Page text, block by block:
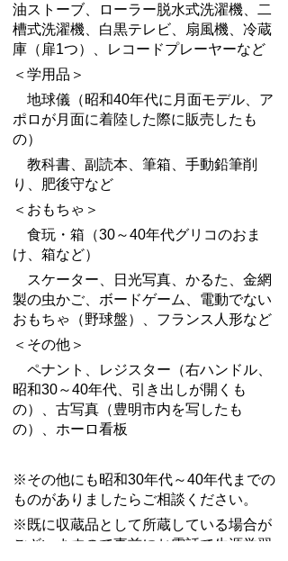
油ストーブ、ローラー脱水式洗濯機、二
槽式洗濯機、白黒テレビ、扇風機、冷蔵
庫（扉1つ）、レコードプレーヤーなど
＜学用品＞
地球儀（昭和40年代に月面モデル、ア
ポロが月面に着陸した際に販売したも
の）
教科書、副読本、筆箱、手動鉛筆削
り、肥後守など
＜おもちゃ＞
食玩・箱（30～40年代グリコのおま
け、箱など）
スケーター、日光写真、かるた、金網
製の虫かご、ボードゲーム、電動でない
おもちゃ（野球盤）、フランス人形など
＜その他＞
ペナント、レジスター（右ハンドル、
昭和30～40年代、引き出しが開くも
の）、古写真（豊明市内を写したも
の）、ホーロ看板
※その他にも昭和30年代～40年代までの
ものがありましたらご相談ください。
※既に収蔵品として所蔵している場合が
ございますので事前にお電話で生涯学習